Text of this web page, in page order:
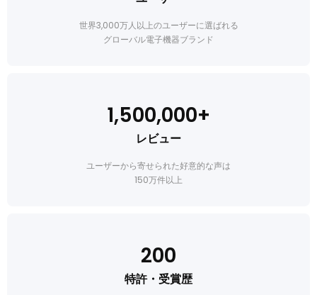
世界3,000万人以上のユーザーに選ばれる
グローバル電子機器ブランド
1,500,000+
レビュー
ユーザーから寄せられた好意的な声は
150万件以上
200
特許・受賞歴